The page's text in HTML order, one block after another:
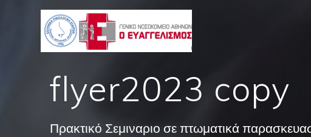
flyer2023 copy
Πρακτικό Σεμιναριο σε πτωματικά